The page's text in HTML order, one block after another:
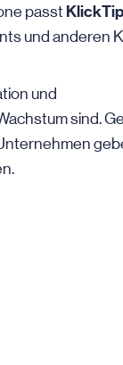
passt
und anderen
und
sind.